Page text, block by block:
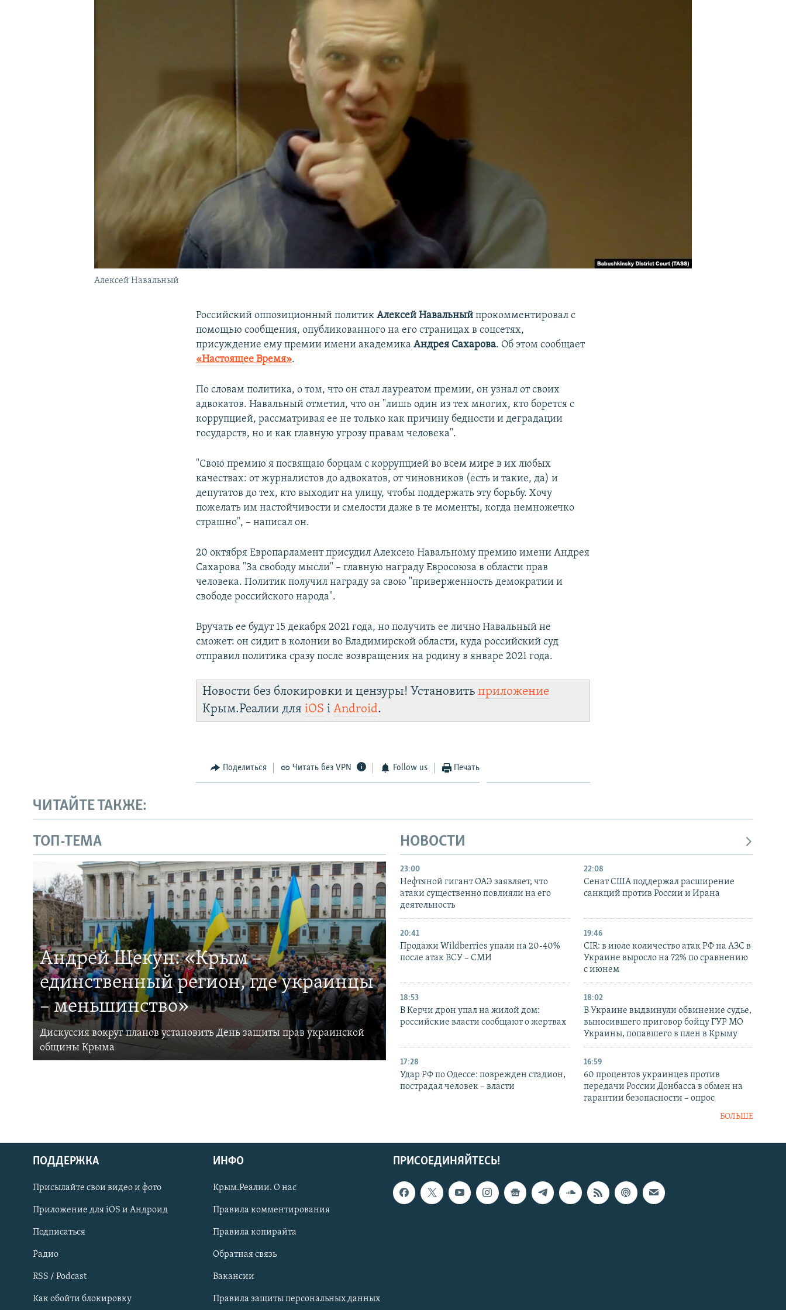
Українською
Qırımtatar
ПРИСОЕДИНЯЙТЕСЬ!
Алексей Навальный
Российский оппозиционный политикАлексей Навальный прокомментировал с
помощью сообщения, опубликованного на его страницах в соцсетях,
присуждение ему премии имени академикаАндрея Сахарова. Об этом сообщает
«Настоящее Время».
По словам политика, о том, что он стал лауреатом премии, он узнал от своих
адвокатов. Навальный отметил, что он "лишь один из тех многих, кто борется с
коррупцией, рассматривая ее не только как причину бедности и деградации
государств, но и как главную угрозу правам человека".
"Свою премию я посвящаю борцам с коррупцией во всем мире в их любых
качествах: от журналистов до адвокатов, от чиновников (есть и такие, да) и
депутатов до тех, кто выходит на улицу, чтобы поддержать эту борьбу. Хочу
пожелать им настойчивости и смелости даже в те моменты, когда немножечко
страшно", – написал он.
20 октября Европарламент присудил Алексею Навальному премию имени Андрея
Сахарова "За свободу мысли" – главную награду Евросоюза в области прав
человека. Политик получил награду за свою "приверженность демократии и
свободе российского народа".
Вручать ее будут 15 декабря 2021 года, но получить ее лично Навальный не
сможет: он сидит в колонии во Владимирской области, куда российский суд
отправил политика сразу после возвращения на родину в январе 2021 года.
Новости без блокировки и цензуры! Установитьприложение
Крым.Реалии дляiOS іAndroid.
Поделиться Читать без VPN Follow us Печать
ЧИТАЙТЕ ТАКЖЕ:
ТОП-ТЕМА
Андрей Щекун: «Крым –
единственный регион, где украинцы
– меньшинство»
Дискуссия вокруг планов установить День защиты прав украинской
общины Крыма
НОВОСТИ
23:00
Нефтяной гигант ОАЭ заявляет, что
атаки существенно повлияли на его
деятельность
22:08
Сенат США поддержал расширение
санкций против России и Ирана
20:41
Продажи Wildberries упали на 20-40%
после атак ВСУ – СМИ
19:46
CIR: в июле количество атак РФ на АЗС в
Украине выросло на 72% по сравнению
с июнем
18:53
В Керчи дрон упал на жилой дом:
российские власти сообщают о жертвах
18:02
В Украине выдвинули обвинение судье,
выносившего приговор бойцу ГУР МО
Украины, попавшего в плен в Крыму
17:28
Удар РФ по Одессе: поврежден стадион,
пострадал человек – власти
16:59
60 процентов украинцев против
передачи России Донбасса в обмен на
гарантии безопасности – опрос
БОЛЬШЕ
ПРИСОЕДИНЯЙТЕСЬ!
ПОДДЕРЖКА
Присылайте свои видео и фото
Приложение для iOS и Андроид
Подписаться
Радио
RSS / Podcast
Как обойти блокировку
ИНФО
Крым.Реалии. О нас
Правила комментирования
Правила копирайта
Обратная связь
Вакансии
Правила защиты персональных данных